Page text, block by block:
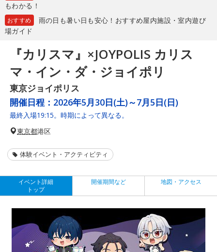
もわかる！
おすすめ
雨の日も暑い日も安心！おすすめ屋内施設・室内遊び
場ガイド
『カリスマ』×JOYPOLIS カリス
マ・イン・ダ・ジョイポリ
東京ジョイポリス
開催日程： 2026年5月30日(土)～7月5日(日)
最終入場19:15。時期によって異なる。
東京都港区
体験イベント・アクティビティ
イベント詳細
トップ
開催期間など 地図・アクセス